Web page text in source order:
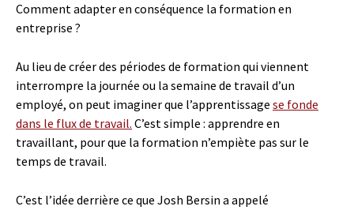
Comment adapter en conséquence la formation en
entreprise ?
Au lieu de créer des périodes de formation qui viennent
interrompre la journée ou la semaine de travail d’un
employé, on peut imaginer que l’apprentissage se fonde
dans le flux de travail. C’est simple : apprendre en
travaillant, pour que la formation n’empiète pas sur le
temps de travail.
C’est l’idée derrière ce que Josh Bersin a appelé